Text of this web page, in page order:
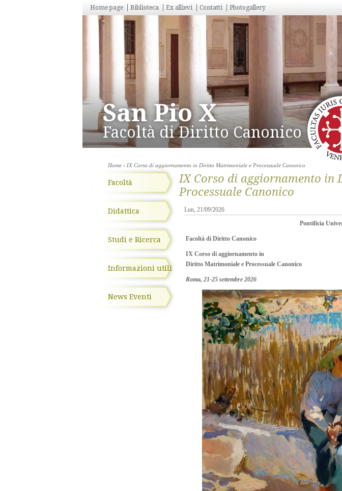
Home page Biblioteca Ex allievi Contatti Photogallery
San Pio X
Facoltà di Diritto Canonico
Home › IX Corso di aggiornamento in Diritto Matrimoniale e Processuale Canonico
Facoltà
Didattica
Studi e Ricerca
Informazioni utili
News Eventi
IX Corso di aggiornamento
Processuale Canonico
Lun, 21/09/2026
Pontificia
Facoltà di Diritto Canonico
IX Corso di aggiornamento in
Diritto Matrimoniale e Processuale Canonico
Roma, 21-25 settembre 2026